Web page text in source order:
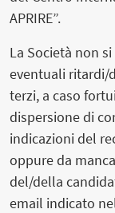
APRIRE”.
La Società non
eventuali ritardi/
terzi, a caso
dispersione di
indicazioni del
oppure da
del/della
email indicato